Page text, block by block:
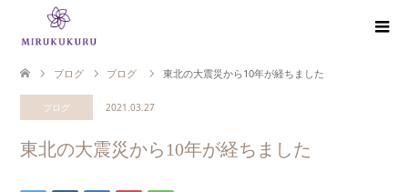
ブログ ブログ 東北の大震災から10年が経ちました
ブログ 2021.03.27
東北の大震災から10年が経ちました